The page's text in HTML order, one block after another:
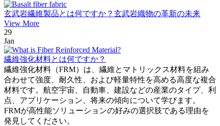
玄武岩繊維製品とは何ですか？玄武岩織物の革新の未来
View More
29
Jan
繊維強化材料とは何ですか？
繊維強化材料（FRM）は、繊維とマトリックス材料を組み
合わせて強度、耐久性、および軽量特性を高める高度な複合
材料です。航空宇宙、自動車、建設などの産業のタイプ、利
点、アプリケーション、将来の傾向について学びます。
FRMが高性能ソリューションの好みの選択肢である理由を
発見してください。